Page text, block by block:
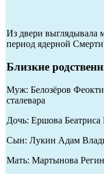
Из двери выглядывала
период ядерной
Близкие
Муж: Белозёров
сталевара
Дочь: Ершова Беатриса
Сын: Лукин Адам
Мать: Мартынова